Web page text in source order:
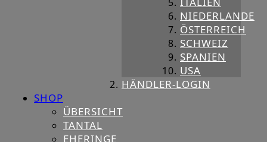
NIEDERLANDE
ÖSTERREICH
SCHWEIZ
SPANIEN
USA
HÄNDLER-LOGIN
SHOP
ÜBERSICHT
TANTAL
EHERINGE